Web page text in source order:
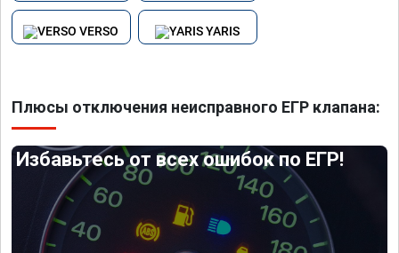
VERSO YARIS
Плюсы отключения неисправного ЕГР клапана:
Избавьтесь от всех ошибок по ЕГР!